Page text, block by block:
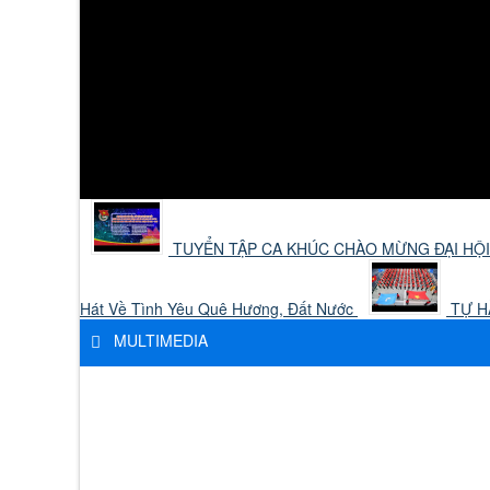
TUYỂN TẬP CA KHÚC CHÀO MỪNG ĐẠI
Hát Về Tình Yêu Quê Hương, Đất Nước
TỰ
MULTIMEDIA